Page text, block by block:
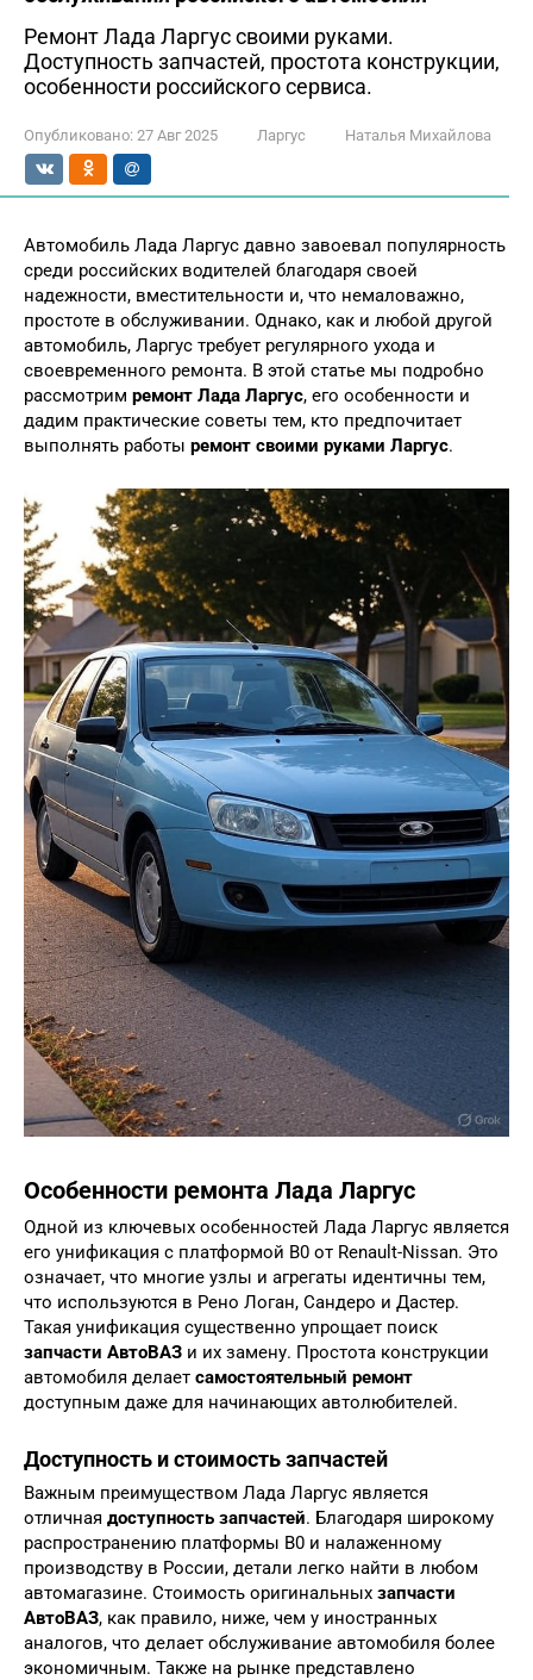
Ремонт Лада Ларгус своими руками.
Доступность запчастей, простота конструкции,
особенности российского сервиса.
Опубликовано: 27 Авг 2025 Ларгус Наталья Михайлова
Автомобиль Лада Ларгус давно завоевал популярность
среди российских водителей благодаря своей
надежности, вместительности и, что немаловажно,
простоте в обслуживании. Однако, как и любой другой
автомобиль, Ларгус требует регулярного ухода и
своевременного ремонта. В этой статье мы подробно
рассмотрим ремонт Лада Ларгус, его особенности и
дадим практические советы тем, кто предпочитает
выполнять работы ремонт своими руками Ларгус.
Особенности ремонта Лада Ларгус
Одной из ключевых особенностей Лада Ларгус является
его унификация с платформой B0 от Renault-Nissan. Это
означает, что многие узлы и агрегаты идентичны тем,
что используются в Рено Логан, Сандеро и Дастер.
Такая унификация существенно упрощает поиск
запчасти АвтоВАЗ и их замену. Простота конструкции
автомобиля делает самостоятельный ремонт
доступным даже для начинающих автолюбителей.
Доступность и стоимость запчастей
Важным преимуществом Лада Ларгус является
отличная доступность запчастей. Благодаря широкому
распространению платформы B0 и налаженному
производству в России, детали легко найти в любом
автомагазине. Стоимость оригинальных запчасти
АвтоВАЗ, как правило, ниже, чем у иностранных
аналогов, что делает обслуживание автомобиля более
экономичным. Также на рынке представлено